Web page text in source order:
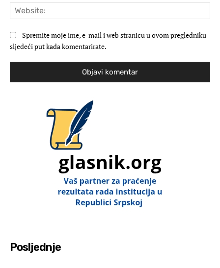
Spremite moje ime, e-mail i web stranicu u ovom pregledniku
sljedeći put kada komentarirate.
Posljednje